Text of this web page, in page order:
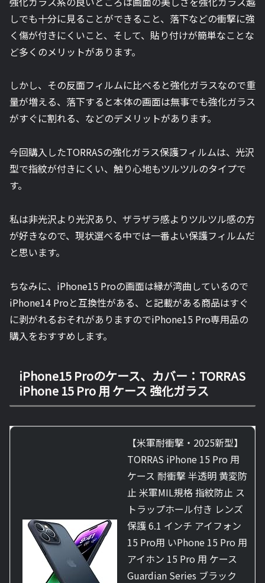
しでも十分に見ることができること、落下などの衝撃に強
く傷が付きにくいこと、そして、貼り付けが簡単なことな
ど多くのメリットがあります。
しかし、その反面フィルムに比べると強化ガラスなので重
量が増える、落下すると本体の画面は無事でも強化ガラス
がすぐに割れる、などのデメリットがあります。
今回購入したTORRASの強化ガラス保護フィルムは、光沢
型で指紋が付きにくい、触り心地もツルツルのタイプで
す。
私は非光沢より光沢あり、ザラザラ感よりツルツル感の方
が好きなので、現状選べる中では一番よい保護フィルムだ
と思います。
ちなみに、iPhone15 Proの画面は縁が湾曲しているので
iPhone14 Proと互換性がある、と記載がある商品はすぐ
に剥がれるおそれがありますのでiPhone15 Pro専用品の
購入をおすすめします。
iPhone15 Proのケース、カバー：TORRAS
iPhone 15 Pro 用 ケース 強化ガラス
【米軍耐衝撃・2025新型】
TORRAS iPhone 15 Pro 用
ケース 耐衝撃 半透明 黄変防
止 米軍MIL規格 指紋防止 ス
トラップホール付き レンズ
保護 6.1 インチ アイフォン
15 Pro用 いPhone 15 Pro 用
アイホン 15 Pro 用 ケース
Guardian Series ブラック